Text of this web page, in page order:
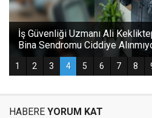
HABERE YORUM KAT